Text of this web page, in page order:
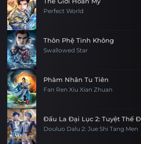
Perfect World
Thôn Phệ Tinh Không
Swallowed Star
Phàm Nhân Tu Tiên
Fan Ren Xiu Xian Zhuan
Đấu La Đại Lục 2: Tuyệt Thế
Douluo Dalu 2: Jue Shi Tang Men